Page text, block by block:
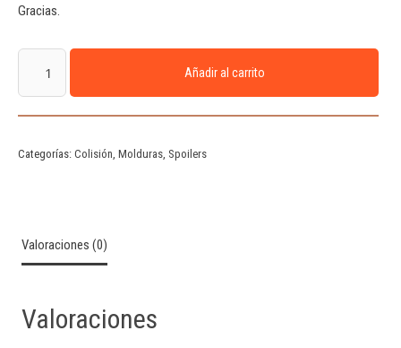
Gracias.
Añadir al carrito
Categorías: Colisión Molduras Spoilers
Valoraciones (0)
Valoraciones